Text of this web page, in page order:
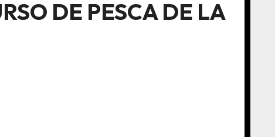
DE PESCA DE LA